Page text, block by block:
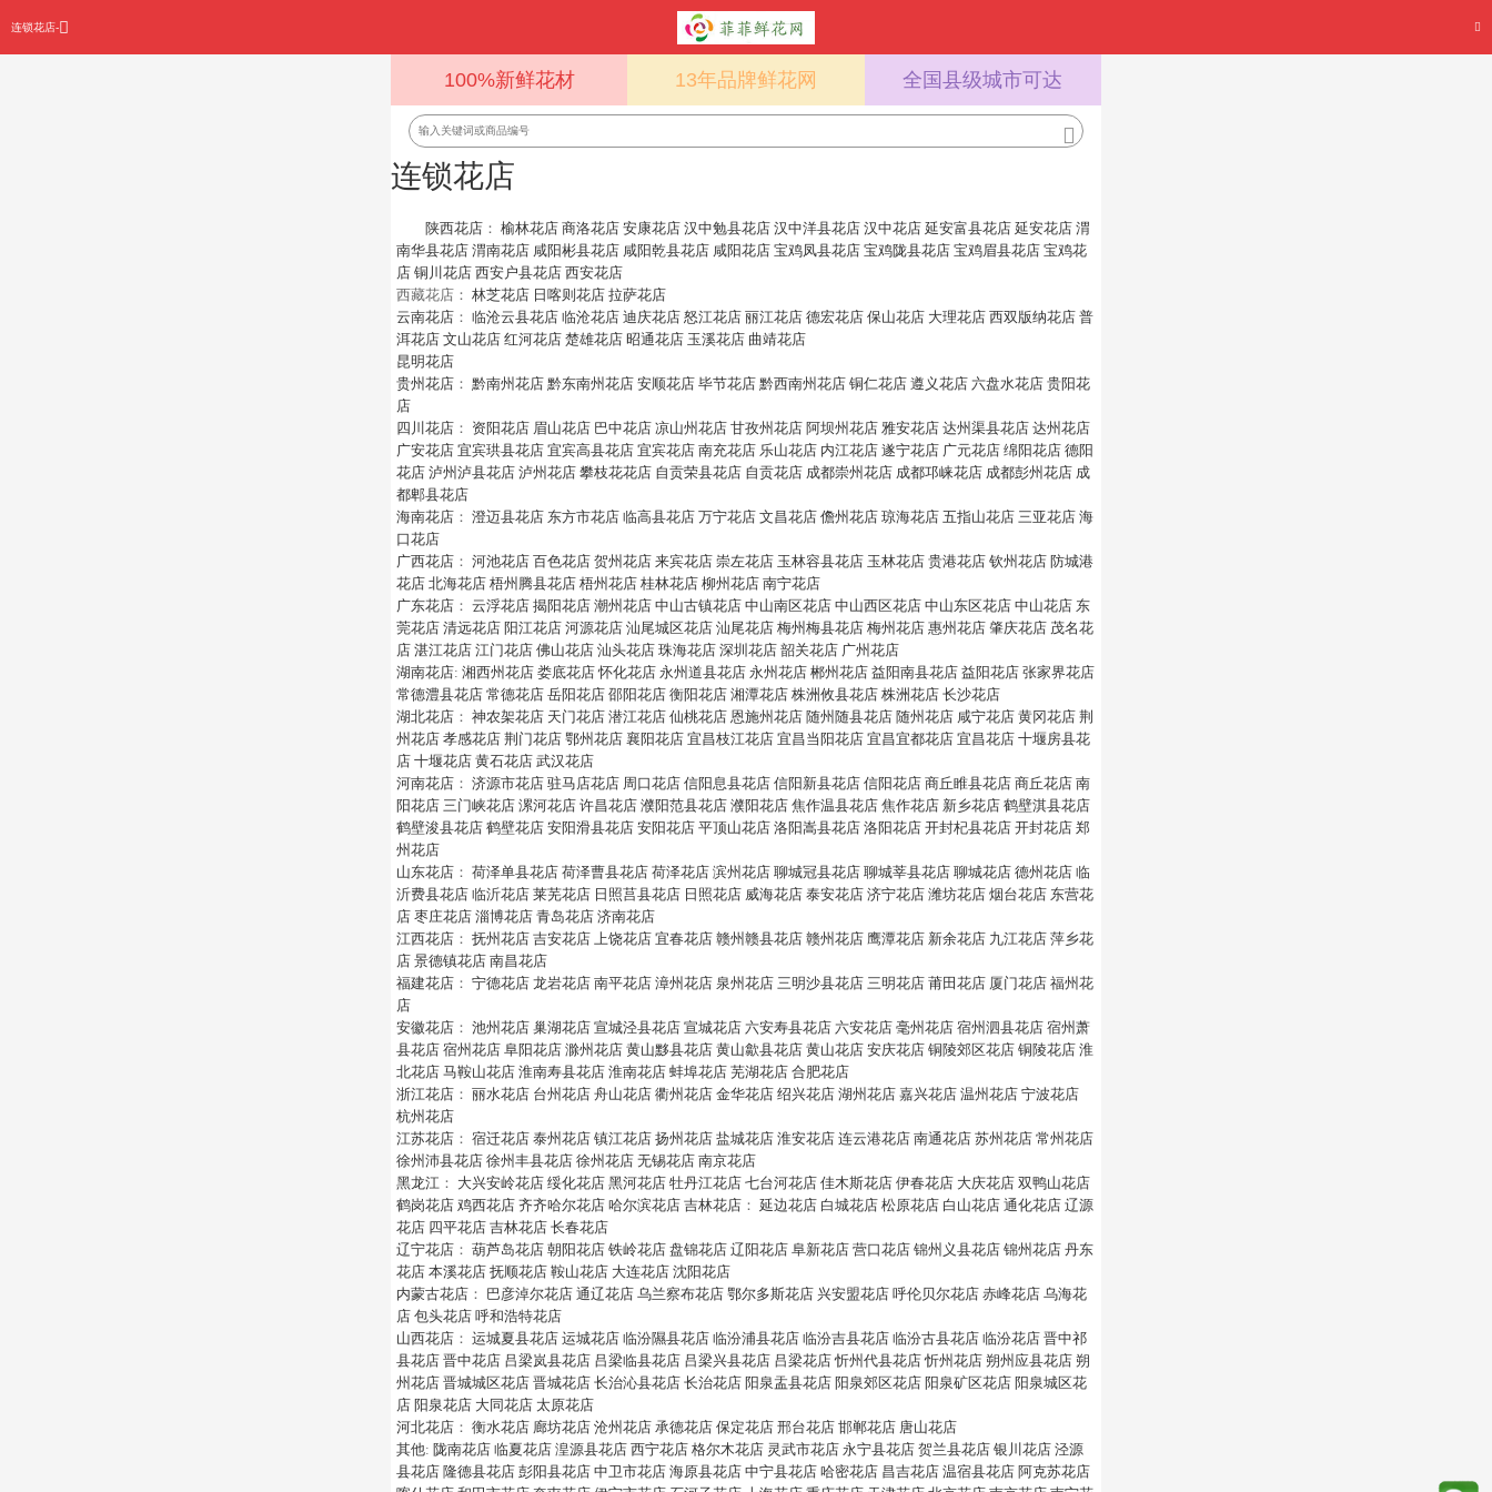
连锁花店-
100%新鲜花材 13年品牌鲜花网 全国县级城市可达
连锁花店
陕西花店 ： 榆林花店 商洛花店 安康花店 汉中勉县花店 汉中洋县花店 汉中花店 延安富县花店 延安花店 渭
南华县花店 渭南花店 咸阳彬县花店 咸阳乾县花店 咸阳花店 宝鸡凤县花店 宝鸡陇县花店 宝鸡眉县花店 宝鸡花
店 铜川花店 西安户县花店 西安花店
西藏花店： 林芝花店 日喀则花店 拉萨花店
云南花店 ： 临沧云县花店 临沧花店 迪庆花店 怒江花店 丽江花店 德宏花店 保山花店 大理花店 西双版纳花店 普
洱花店 文山花店 红河花店 楚雄花店 昭通花店 玉溪花店 曲靖花店
昆明花店
贵州花店 ： 黔南州花店 黔东南州花店 安顺花店 毕节花店 黔西南州花店 铜仁花店 遵义花店 六盘水花店 贵阳花
店
四川花店 ： 资阳花店 眉山花店 巴中花店 凉山州花店 甘孜州花店 阿坝州花店 雅安花店 达州渠县花店 达州花店
广安花店 宜宾珙县花店 宜宾高县花店 宜宾花店 南充花店 乐山花店 内江花店 遂宁花店 广元花店 绵阳花店 德阳
花店 泸州泸县花店 泸州花店 攀枝花花店 自贡荣县花店 自贡花店 成都崇州花店 成都邛崃花店 成都彭州花店 成
都郫县花店
海南花店 ： 澄迈县花店 东方市花店 临高县花店 万宁花店 文昌花店 儋州花店 琼海花店 五指山花店 三亚花店 海
口花店
广西花店 ： 河池花店 百色花店 贺州花店 来宾花店 崇左花店 玉林容县花店 玉林花店 贵港花店 钦州花店 防城港
花店 北海花店 梧州腾县花店 梧州花店 桂林花店 柳州花店 南宁花店
广东花店 ： 云浮花店 揭阳花店 潮州花店 中山古镇花店 中山南区花店 中山西区花店 中山东区花店 中山花店 东
莞花店 清远花店 阳江花店 河源花店 汕尾城区花店 汕尾花店 梅州梅县花店 梅州花店 惠州花店 肇庆花店 茂名花
店 湛江花店 江门花店 佛山花店 汕头花店 珠海花店 深圳花店 韶关花店 广州花店
湖南花店: 湘西州花店 娄底花店 怀化花店 永州道县花店 永州花店 郴州花店 益阳南县花店 益阳花店 张家界花店
常德澧县花店 常德花店 岳阳花店 邵阳花店 衡阳花店 湘潭花店 株洲攸县花店 株洲花店 长沙花店
湖北花店 ： 神农架花店 天门花店 潜江花店 仙桃花店 恩施州花店 随州随县花店 随州花店 咸宁花店 黄冈花店 荆
州花店 孝感花店 荆门花店 鄂州花店 襄阳花店 宜昌枝江花店 宜昌当阳花店 宜昌宜都花店 宜昌花店 十堰房县花
店 十堰花店 黄石花店 武汉花店
河南花店 ： 济源市花店 驻马店花店 周口花店 信阳息县花店 信阳新县花店 信阳花店 商丘睢县花店 商丘花店 南
阳花店 三门峡花店 漯河花店 许昌花店 濮阳范县花店 濮阳花店 焦作温县花店 焦作花店 新乡花店 鹤壁淇县花店
鹤壁浚县花店 鹤壁花店 安阳滑县花店 安阳花店 平顶山花店 洛阳嵩县花店 洛阳花店 开封杞县花店 开封花店 郑
州花店
山东花店 ： 荷泽单县花店 荷泽曹县花店 荷泽花店 滨州花店 聊城冠县花店 聊城莘县花店 聊城花店 德州花店 临
沂费县花店 临沂花店 莱芜花店 日照莒县花店 日照花店 威海花店 泰安花店 济宁花店 潍坊花店 烟台花店 东营花
店 枣庄花店 淄博花店 青岛花店 济南花店
江西花店 ： 抚州花店 吉安花店 上饶花店 宜春花店 赣州赣县花店 赣州花店 鹰潭花店 新余花店 九江花店 萍乡花
店 景德镇花店 南昌花店
福建花店 ： 宁德花店 龙岩花店 南平花店 漳州花店 泉州花店 三明沙县花店 三明花店 莆田花店 厦门花店 福州花
店
安徽花店 ： 池州花店 巢湖花店 宣城泾县花店 宣城花店 六安寿县花店 六安花店 毫州花店 宿州泗县花店 宿州萧
县花店 宿州花店 阜阳花店 滁州花店 黄山黟县花店 黄山歙县花店 黄山花店 安庆花店 铜陵郊区花店 铜陵花店 淮
北花店 马鞍山花店 淮南寿县花店 淮南花店 蚌埠花店 芜湖花店 合肥花店
浙江花店 ： 丽水花店 台州花店 舟山花店 衢州花店 金华花店 绍兴花店 湖州花店 嘉兴花店 温州花店 宁波花店
杭州花店
江苏花店 ： 宿迁花店 泰州花店 镇江花店 扬州花店 盐城花店 淮安花店 连云港花店 南通花店 苏州花店 常州花店
徐州沛县花店 徐州丰县花店 徐州花店 无锡花店 南京花店
黑龙江 ： 大兴安岭花店 绥化花店 黑河花店 牡丹江花店 七台河花店 佳木斯花店 伊春花店 大庆花店 双鸭山花店
鹤岗花店 鸡西花店 齐齐哈尔花店 哈尔滨花店 吉林花店 ： 延边花店 白城花店 松原花店 白山花店 通化花店 辽源
花店 四平花店 吉林花店 长春花店
辽宁花店 ： 葫芦岛花店 朝阳花店 铁岭花店 盘锦花店 辽阳花店 阜新花店 营口花店 锦州义县花店 锦州花店 丹东
花店 本溪花店 抚顺花店 鞍山花店 大连花店 沈阳花店
内蒙古花店 ： 巴彦淖尔花店 通辽花店 乌兰察布花店 鄂尔多斯花店 兴安盟花店 呼伦贝尔花店 赤峰花店 乌海花
店 包头花店 呼和浩特花店
山西花店 ： 运城夏县花店 运城花店 临汾隰县花店 临汾浦县花店 临汾吉县花店 临汾古县花店 临汾花店 晋中祁
县花店 晋中花店 吕梁岚县花店 吕梁临县花店 吕梁兴县花店 吕梁花店 忻州代县花店 忻州花店 朔州应县花店 朔
州花店 晋城城区花店 晋城花店 长治沁县花店 长治花店 阳泉盂县花店 阳泉郊区花店 阳泉矿区花店 阳泉城区花
店 阳泉花店 大同花店 太原花店
河北花店 ： 衡水花店 廊坊花店 沧州花店 承德花店 保定花店 邢台花店 邯郸花店 唐山花店
其他: 陇南花店 临夏花店 湟源县花店 西宁花店 格尔木花店 灵武市花店 永宁县花店 贺兰县花店 银川花店 泾源
县花店 隆德县花店 彭阳县花店 中卫市花店 海原县花店 中宁县花店 哈密花店 昌吉花店 温宿县花店 阿克苏花店